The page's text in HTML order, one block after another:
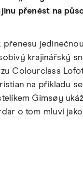
přenést na
přenesu
krajinářský
Colourclass
na příkladu
Gimsøy
o tom mluví